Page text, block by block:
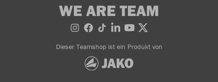
WE ARE TEAM
Dieser Teamshop ist ein Produkt von